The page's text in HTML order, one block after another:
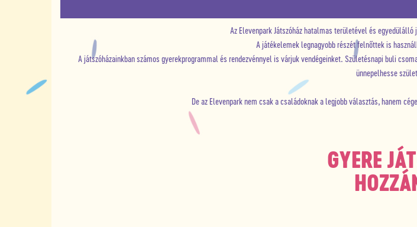
Az Elevenpark Játszóház hatalmas területével és
A játékelemek legnagyobb részét felnőttek is
A játszóházainkban számos gyerekprogrammal és rendezvénnyel is várjuk vendégeinket. Születésnapi buli
ünnepelhesse
De az Elevenpark nem csak a családoknak a legjobb választás, hanem
GYERE